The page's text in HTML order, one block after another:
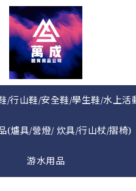
/行山鞋/安全鞋/學生鞋/水上活
(爐具/營燈/ 炊具/行山杖/摺椅)
游水用品